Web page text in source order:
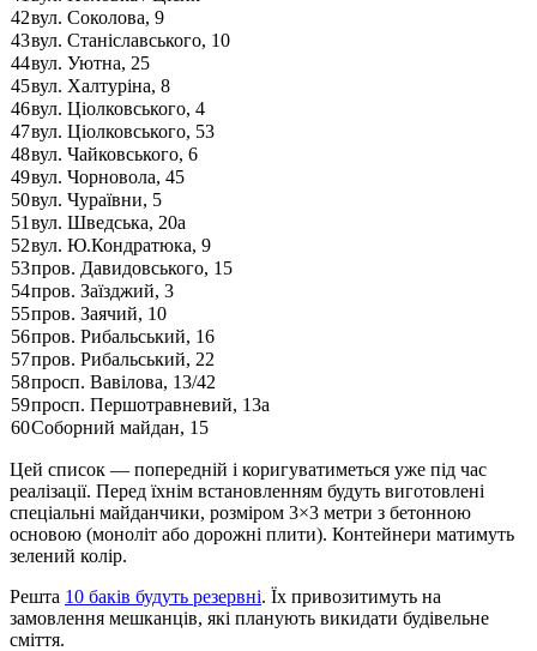
42вул. Соколова, 9
43вул. Станіславського, 10
44вул. Уютна, 25
45вул. Халтуріна, 8
46вул. Ціолковського, 4
47вул. Ціолковського, 53
48вул. Чайковського, 6
49вул. Чорновола, 45
50вул. Чураївни, 5
51 вул. Шведська, 20а
52вул. Ю.Кондратюка, 9
53пров. Давидовського, 15
54пров. Заїзджий, 3
55пров. Заячий, 10
56пров. Рибальський, 16
57пров. Рибальський, 22
58просп. Вавілова, 13/42
59просп. Першотравневий, 13а
60Соборний майдан, 15
Цей список — попередній і коригуватиметься уже під час
реалізації. Перед їхнім встановленням будуть виготовлені
спеціальні майданчики, розміром 3×3 метри з бетонною
основою (моноліт або дорожні плити). Контейнери матимуть
зелений колір.
Решта 10 баків будуть резервні. Їх привозитимуть на
замовлення мешканців, які планують викидати будівельне
сміття.